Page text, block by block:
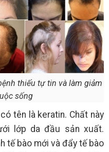
thiếu tự tin và làm giảm
sống
tên là keratin. Chất này
lớp da đầu sản xuất.
tế bào mới và đẩy tế bào